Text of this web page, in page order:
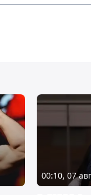
00:10, 07